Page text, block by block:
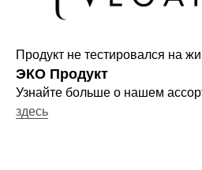
Продукт не тестировался на
ЭКО Продукт
Узнайте больше о нашем
здесь
Информация
Руководства и инструкции